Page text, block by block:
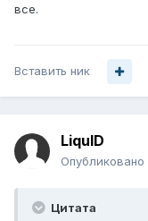
все.
Вставить ник
LiquID
Опубликовано
Цитата